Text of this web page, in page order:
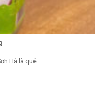
Hà là quê ...